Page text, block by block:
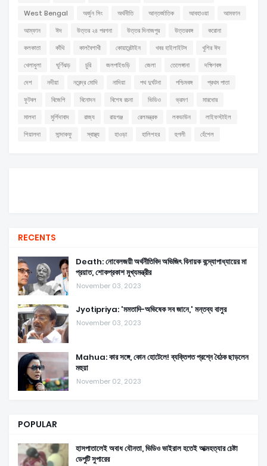
West Bengal
অর্জুন সিং অর্থনীতি আন্তর্জাতিক আবহাওয়া
আমফান
আম্ফান
ঈদ উত্তর ২৪ পরগনা উত্তর দিনাজপুর উত্তরবঙ্গ
করোনা
কলকাতা
কাঁথি কালবৈশাখী কোয়ারেন্টাইন খবর হাইলাইটস
খুশির ঈদ
খেলাধুলা
ঘূর্ণিঝড় চুরি জলপাইগুড়ি জেলা তেলেঙ্গানা
দক্ষিণবঙ্গ
দেশ
নদীয়া নরেন্দ্র মোদি নাদিয়া পথ দুর্ঘটনা পশ্চিমবঙ্গ
প্রথম পাতা
ফুটবল
বিজেপি বিনোদন বিশেষ রচনা ভিডিও ভ্রমণ
মারধোর
মালদা
মুর্শিদাবাদ রাজ্য রায়গঞ্জ রেলমন্ত্রক লকডাউন
লাইফস্টাইল
শিয়ালদা
সান্দাকফু স্বাস্থ্য হাওড়া হালিশহর হুগলী হেঁশেল
RECENTS
Death: নোবেলজয়ী অর্থনীতিবিদ অভিজিৎ বিনায়ক বন্দ্যোপাধ্যায়ের মা
প্রয়াত, শোকপ্রকাশ মুখ্যমন্ত্রীর
November 03, 2023
Jyotipriya: 'মমতাদি-অভিষেক সব জানে,' মন্তব্য বালুর
November 03, 2023
Mahua: কার সঙ্গে, কোন হোটেলে! ব্যক্তিগত প্রশ্নে বৈঠক ছাড়লেন
মহুয়া
November 02, 2023
POPULAR
হাসপাতালেই অবাধ যৌনতা, ভিডিও ভাইরাল হতেই আত্মহত্যার চেষ্টা
ডেপুটি সুপারের